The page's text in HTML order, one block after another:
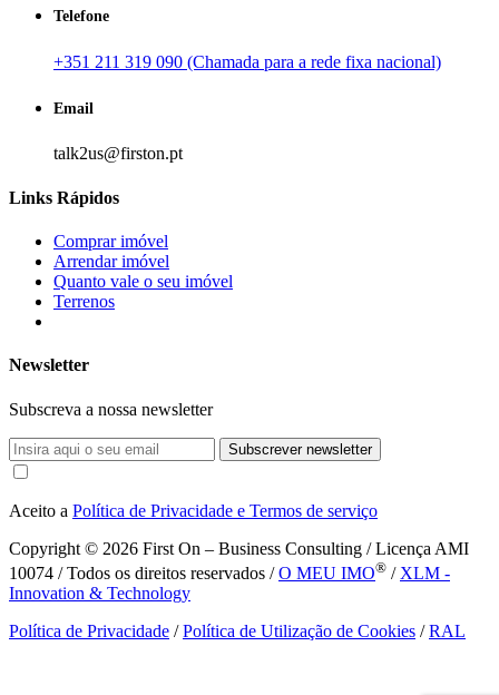
Telefone
+351 211 319 090 (Chamada para a rede fixa nacional)
Email
talk2us@firston.pt
Links Rápidos
Comprar imóvel
Arrendar imóvel
Quanto vale o seu imóvel
Terrenos
Newsletter
Subscreva a nossa newsletter
Subscrever newsletter
Aceito a Política de Privacidade e Termos de serviço
Copyright © 2026 First On – Business Consulting / Licença AMI
10074 / Todos os direitos reservados /O MEU IMO® / XLM -
Innovation & Technology
Política de Privacidade /Política de Utilização de Cookies /RAL